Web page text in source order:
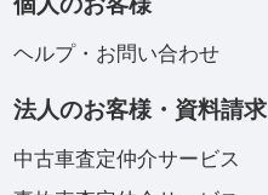
ヘルプ・お問い合わせ
法人のお客様・資料請求
中古車査定仲介サービス